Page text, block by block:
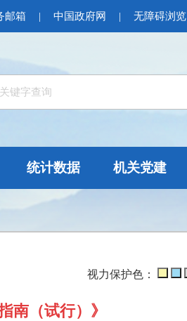
邮箱 | 中国政府网 | 无障碍浏览
统计数据 机关党建
视力保护色：
南（试行）》